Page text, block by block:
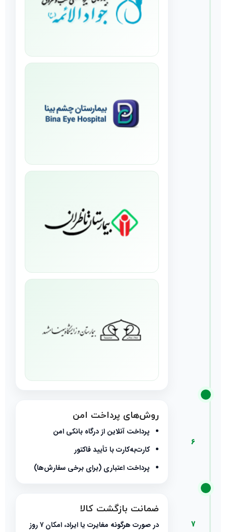
6
روش‌های پرداخت امن
پرداخت آنلاین از درگاه بانکی امن
کارت‌به‌کارت با تأیید فاکتور
پرداخت اعتباری (برای برخی سفارش‌ها)
7
ضمانت بازگشت کالا
در صورت هرگونه مغایرت یا ایراد، امکان ۷ روز